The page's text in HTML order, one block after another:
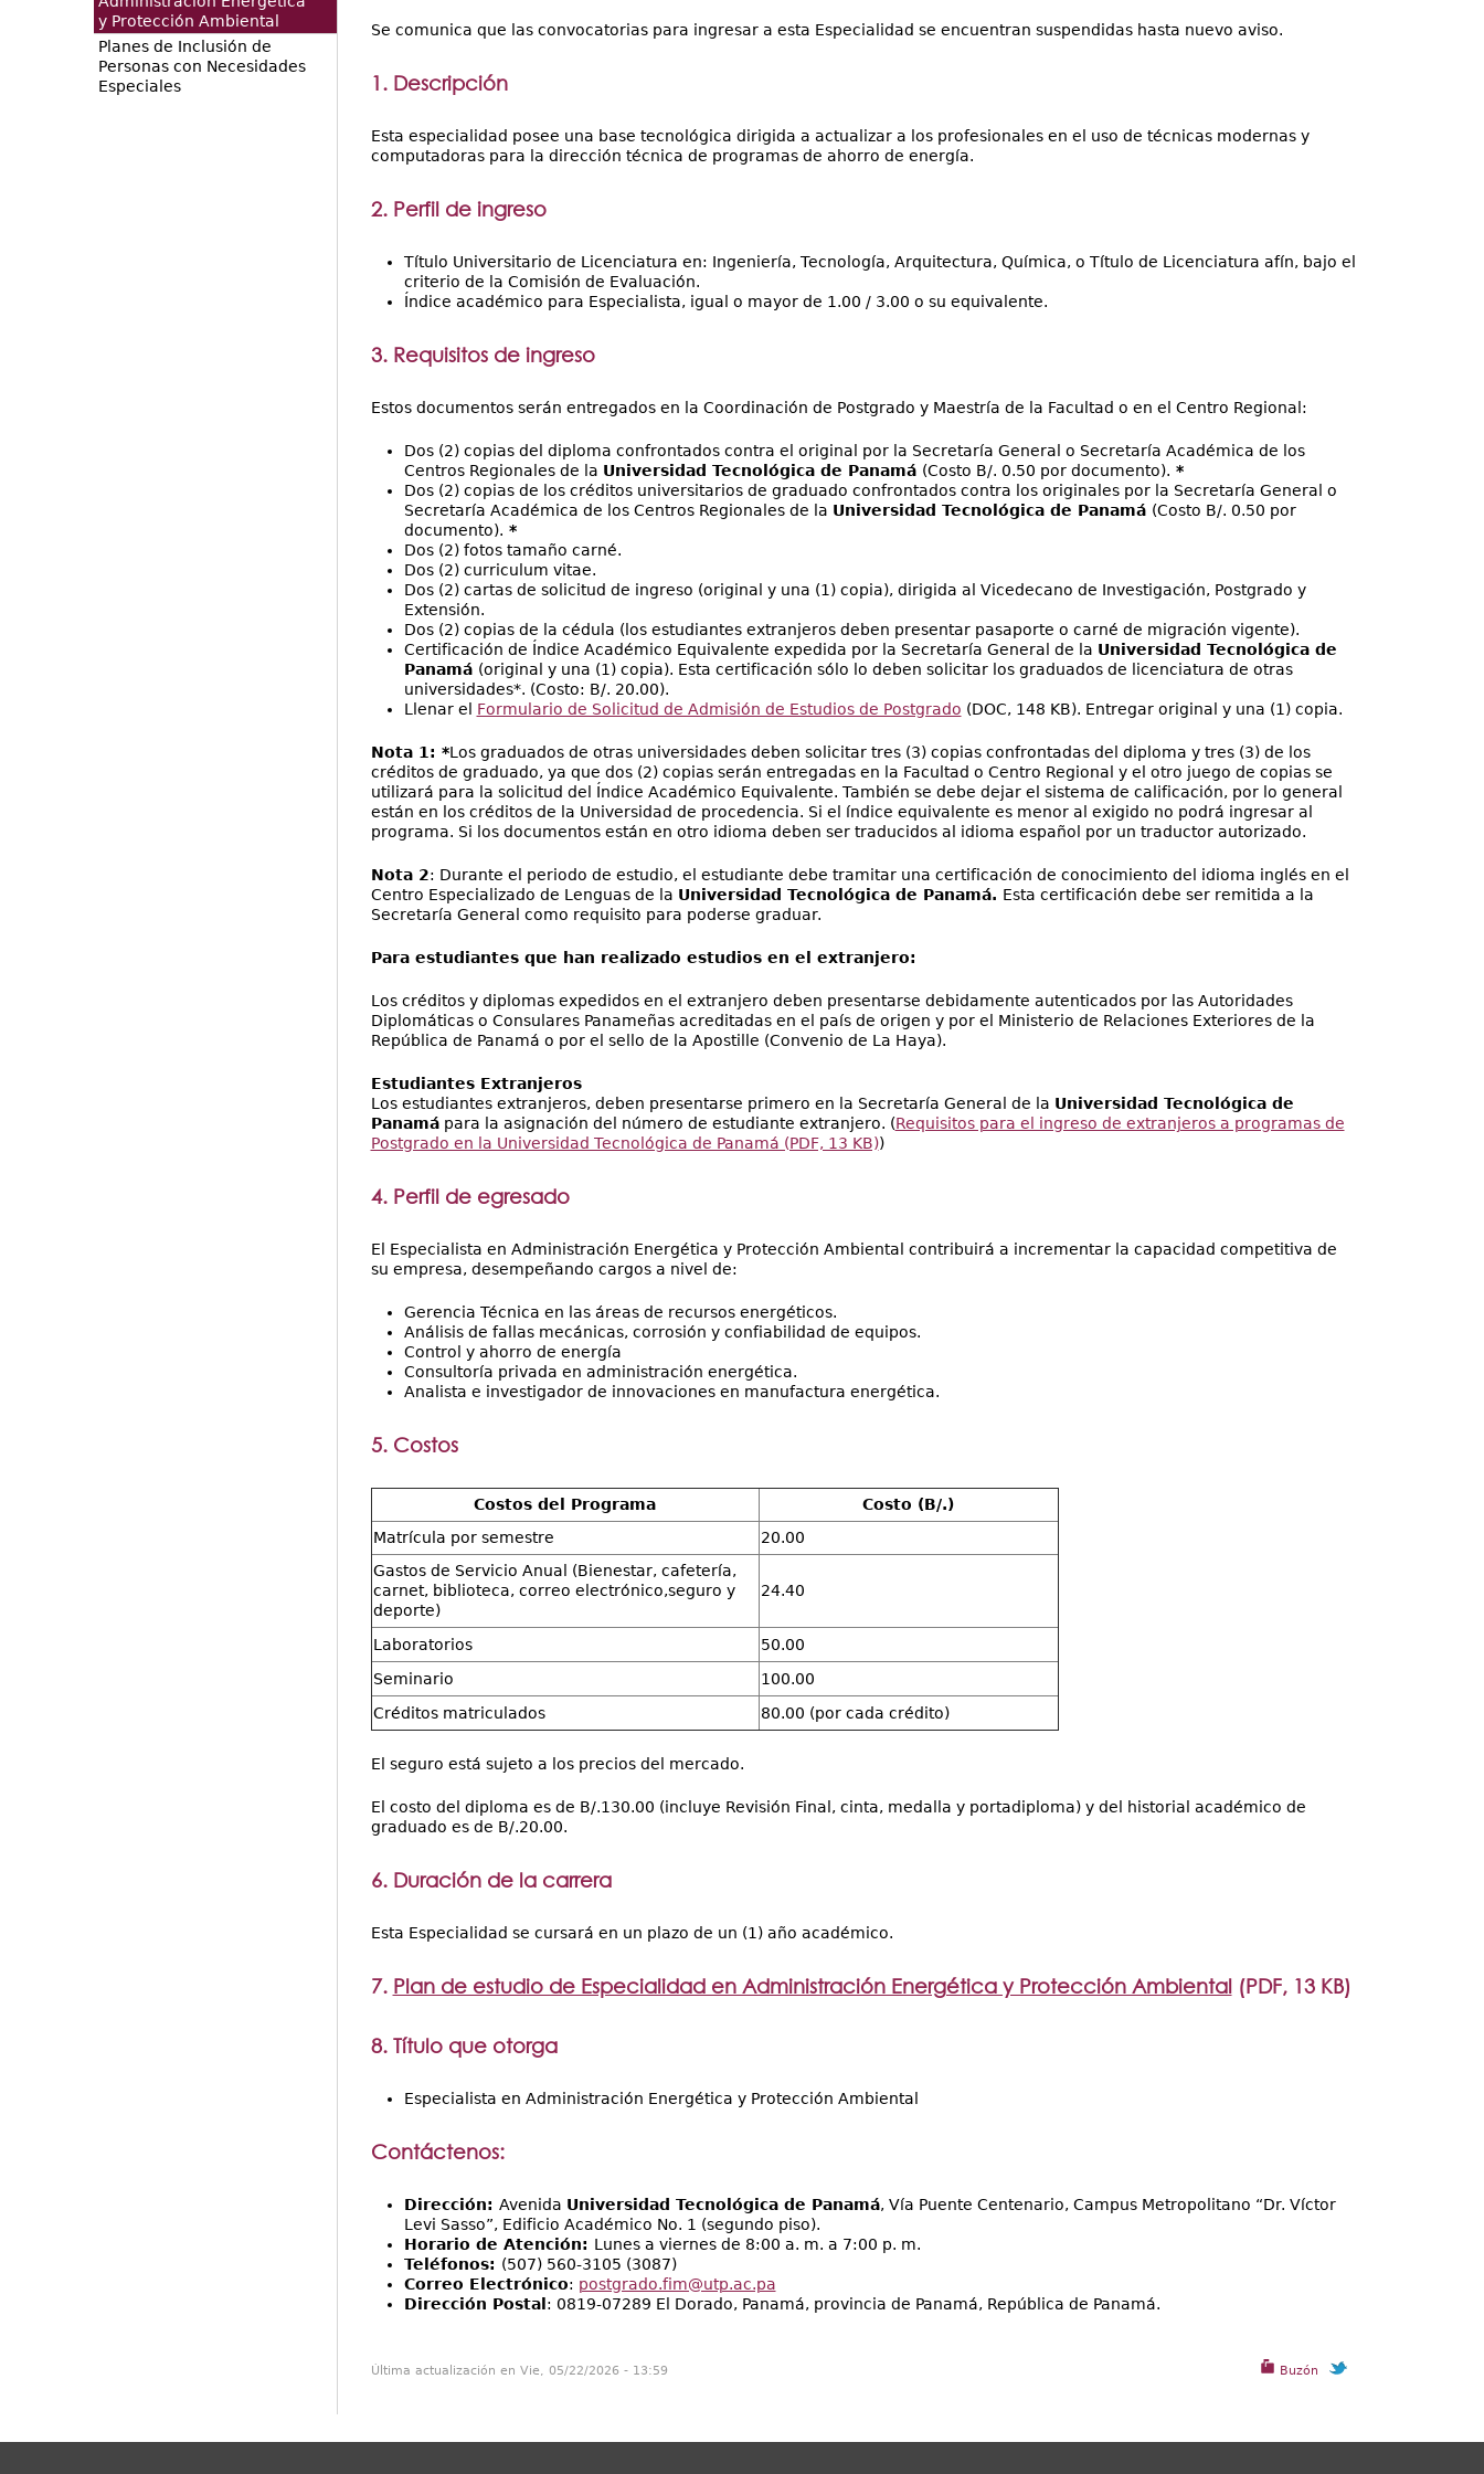
Se comunica que las convocatorias para ingresar a esta Especialidad se encuentran suspendidas hasta nuevo aviso.
1. Descripción
Esta especialidad posee una base tecnológica dirigida a actualizar a los profesionales en el uso de técnicas modernas y
computadoras para la dirección técnica de programas de ahorro de energía.
2. Perfil de ingreso
Título Universitario de Licenciatura en: Ingeniería, Tecnología, Arquitectura, Química, o Título de Licenciatura afín, bajo el
criterio de la Comisión de Evaluación.
Índice académico para Especialista, igual o mayor de 1.00 / 3.00 o su equivalente.
3. Requisitos de ingreso
Estos documentos serán entregados en la Coordinación de Postgrado y Maestría de la Facultad o en el Centro Regional:
Dos (2) copias del diploma confrontados contra el original por la Secretaría General o Secretaría Académica de los
Centros Regionales de la Universidad Tecnológica de Panamá (Costo B/. 0.50 por documento). *
Dos (2) copias de los créditos universitarios de graduado confrontados contra los originales por la Secretaría General o
Secretaría Académica de los Centros Regionales de la Universidad Tecnológica de Panamá (Costo B/. 0.50 por
documento). *
Dos (2) fotos tamaño carné.
Dos (2) curriculum vitae.
Dos (2) cartas de solicitud de ingreso (original y una (1) copia), dirigida al Vicedecano de Investigación, Postgrado y
Extensión.
Dos (2) copias de la cédula (los estudiantes extranjeros deben presentar pasaporte o carné de migración vigente).
Certificación de Índice Académico Equivalente expedida por la Secretaría General de la Universidad Tecnológica de
Panamá (original y una (1) copia). Esta certificación sólo lo deben solicitar los graduados de licenciatura de otras
universidades*. (Costo: B/. 20.00).
Llenar el Formulario de Solicitud de Admisión de Estudios de Postgrado (DOC, 148 KB). Entregar original y una (1) copia.
Nota 1: *Los graduados de otras universidades deben solicitar tres (3) copias confrontadas del diploma y tres (3) de los
créditos de graduado, ya que dos (2) copias serán entregadas en la Facultad o Centro Regional y el otro juego de copias se
utilizará para la solicitud del Índice Académico Equivalente. También se debe dejar el sistema de calificación, por lo general
están en los créditos de la Universidad de procedencia. Si el índice equivalente es menor al exigido no podrá ingresar al
programa. Si los documentos están en otro idioma deben ser traducidos al idioma español por un traductor autorizado.
Nota 2: Durante el periodo de estudio, el estudiante debe tramitar una certificación de conocimiento del idioma inglés en el
Centro Especializado de Lenguas de la Universidad Tecnológica de Panamá. Esta certificación debe ser remitida a la
Secretaría General como requisito para poderse graduar.
Para estudiantes que han realizado estudios en el extranjero:
Los créditos y diplomas expedidos en el extranjero deben presentarse debidamente autenticados por las Autoridades
Diplomáticas o Consulares Panameñas acreditadas en el país de origen y por el Ministerio de Relaciones Exteriores de la
República de Panamá o por el sello de la Apostille (Convenio de La Haya).
Estudiantes Extranjeros
Los estudiantes extranjeros, deben presentarse primero en la Secretaría General de la Universidad Tecnológica de
Panamápara la asignación del número de estudiante extranjero. (Requisitos para el ingreso de extranjeros a programas de
Postgrado en la Universidad Tecnológica de Panamá (PDF, 13 KB))
4. Perfil de egresado
El Especialista en Administración Energética y Protección Ambiental contribuirá a incrementar la capacidad competitiva de
su empresa, desempeñando cargos a nivel de:
Gerencia Técnica en las áreas de recursos energéticos.
Análisis de fallas mecánicas, corrosión y confiabilidad de equipos.
Control y ahorro de energía
Consultoría privada en administración energética.
Analista e investigador de innovaciones en manufactura energética.
5. Costos
Costos del Programa
Costo (B/.)
Matrícula por semestre
20.00
Gastos de Servicio Anual (Bienestar, cafetería,
carnet, biblioteca, correo electrónico,seguro y
deporte)
24.40
Laboratorios
50.00
Seminario
100.00
Créditos matriculados
80.00 (por cada crédito)
El seguro está sujeto a los precios del mercado.
El costo del diploma es de B/.130.00 (incluye Revisión Final, cinta, medalla y portadiploma) y del historial académico de
graduado es de B/.20.00.
6. Duración de la carrera
Esta Especialidad se cursará en un plazo de un (1) año académico.
7. Plan de estudio de Especialidad en Administración Energética y Protección Ambiental(PDF, 13 KB)
8. Título que otorga
Especialista en Administración Energética y Protección Ambiental
Contáctenos:
Dirección: Avenida Universidad Tecnológica de Panamá, Vía Puente Centenario, Campus Metropolitano “Dr. Víctor
Levi Sasso”, Edificio Académico No. 1 (segundo piso).
Horario de Atención: Lunes a viernes de 8:00 a. m. a 7:00 p. m.
Teléfonos: (507) 560-3105 (3087)
Correo Electrónico: postgrado.fim@utp.ac.pa
Dirección Postal : 0819-07289 El Dorado, Panamá, provincia de Panamá, República de Panamá.
Buzón
Última actualización en Vie, 05/22/2026 - 13:59
y Protección Ambiental
Planes de Inclusión de
Personas con Necesidades
Especiales